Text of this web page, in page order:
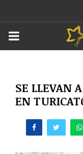
PRIMARY
SE LLEVAN
EN